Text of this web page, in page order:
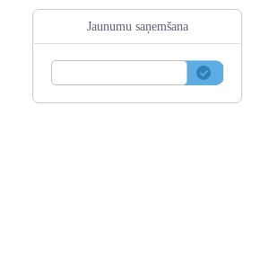
Jaunumu saņemšana